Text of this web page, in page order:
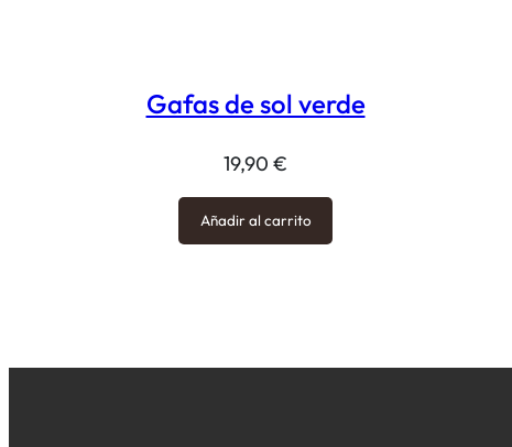
Gafas de sol verde
19,90 €
Añadir al carrito